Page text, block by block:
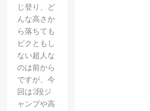
じ登り、ど
んな高さか
ら落ちても
ビクともし
ない超人な
のは前から
ですが、今
回は2段ジ
ャンプや高